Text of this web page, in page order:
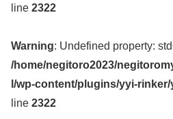
line 2322
Warning: Undefined property:
/home/negitoro2023/
l/wp-content/plugins/yyi-
line 2322